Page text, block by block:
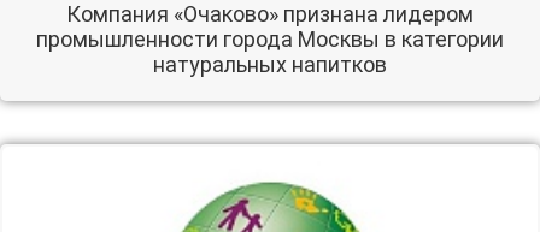
Компания «Очаково» признана лидером
промышленности города Москвы в категории
натуральных напитков